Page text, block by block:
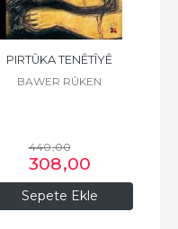
Sepete Ekle
PIRTÛKA TENÊTÎYÊ
BAWER RÛKEN
440,00
308,00